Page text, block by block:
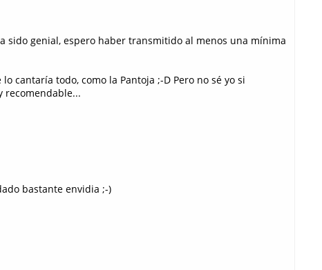
sido genial, espero haber transmitido al menos una mínima
cantaría todo, como la Pantoja ;-D Pero no sé yo si
recomendable...
bastante envidia ;-)